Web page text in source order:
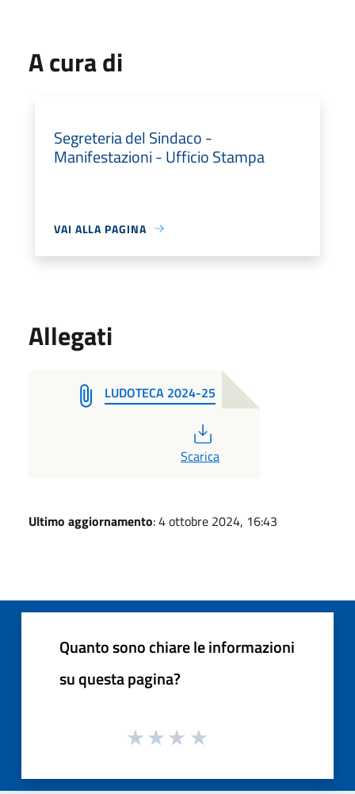
A cura di
Segreteria del Sindaco -
Manifestazioni - Ufficio Stampa
VAI ALLA PAGINA
Allegati
LUDOTECA 2024-25
Scarica
Ultimo aggiornamento: 4 ottobre 2024, 16:43
Quanto sono chiare le informazioni
su questa pagina?